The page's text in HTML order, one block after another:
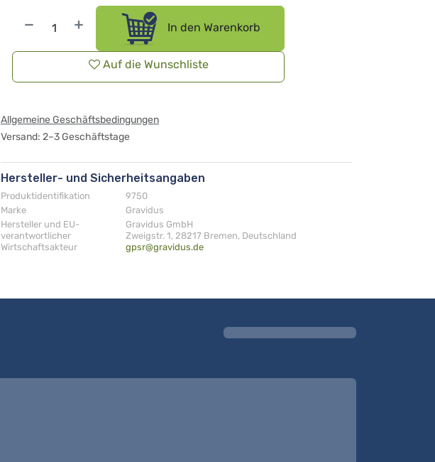
In den Warenkorb
Auf die Wunschliste
Allgemeine Geschäftsbedingungen
Versand: 2–3 Geschäftstage
Hersteller- und Sicherheitsangaben
Produktidentifikation
9750
Marke
Gravidus
Hersteller und EU-
verantwortlicher
Wirtschaftsakteur
Gravidus GmbH
Zweigstr. 1, 28217 Bremen, Deutschland
gpsr@gravidus.de